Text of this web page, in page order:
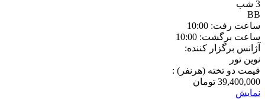
3 شب
BB
ساعت رفت: 10:00
ساعت برگشت: 10:00
آژانس برگزار کننده:
نوین تور
قیمت دو تخته (هرنفر) :
39,400,000 تومان
نمایش